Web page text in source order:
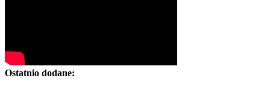
Ostatnio dodane: